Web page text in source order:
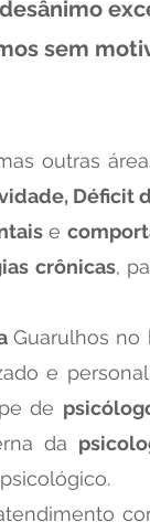
sem
outras
Déficit
e
crônicas,
Guarulhos no
e
de
da